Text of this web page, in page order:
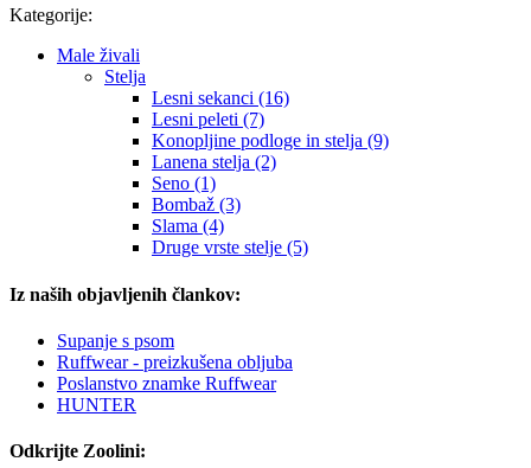
Kategorije:
Male živali
Stelja
Lesni sekanci (16)
Lesni peleti (7)
Konopljine podloge in stelja (9)
Lanena stelja (2)
Seno (1)
Bombaž (3)
Slama (4)
Druge vrste stelje (5)
Iz naših objavljenih člankov:
Supanje s psom
Ruffwear - preizkušena obljuba
Poslanstvo znamke Ruffwear
HUNTER
Odkrijte Zoolini: